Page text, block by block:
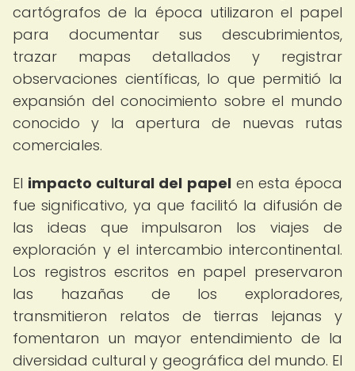
cartógrafos de la época utilizaron el papel
para documentar sus descubrimientos,
trazar mapas detallados y registrar
observaciones científicas, lo que permitió la
expansión del conocimiento sobre el mundo
conocido y la apertura de nuevas rutas
comerciales.
El impacto cultural del papelen esta época
fue significativo, ya que facilitó la difusión de
las ideas que impulsaron los viajes de
exploración y el intercambio intercontinental.
Los registros escritos en papel preservaron
las hazañas de los exploradores,
transmitieron relatos de tierras lejanas y
fomentaron un mayor entendimiento de la
diversidad cultural y geográfica del mundo. El